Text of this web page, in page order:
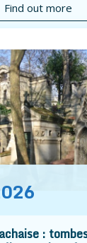
Find out more
: